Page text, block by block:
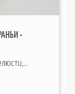
•